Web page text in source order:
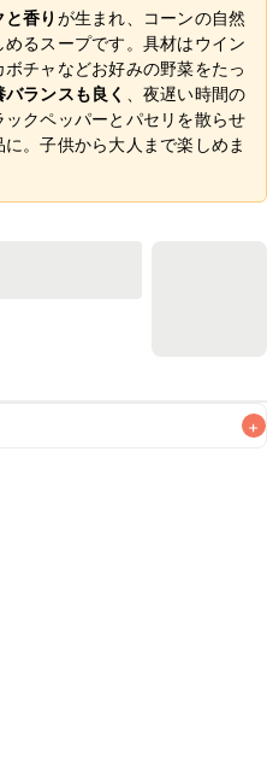
香り が生まれ、コーンの自然
るスープです。具材はウイン
チャなどお好みの野菜をたっ
ランスも良く
、夜遅い時間の
クペッパーとパセリを散らせ
。子供から大人まで楽しめま
+
す。なるべくお早めにお召